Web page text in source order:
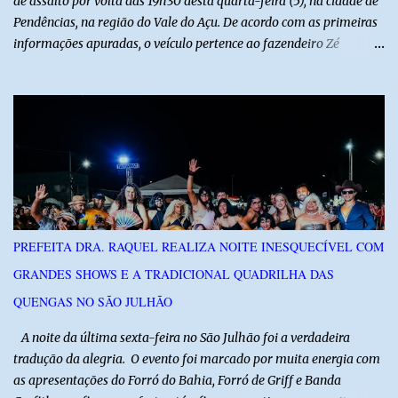
Pendências, na região do Vale do Açu. De acordo com as primeiras
informações apuradas, o veículo pertence ao fazendeiro Zé
testemunhas, os suspeitos utilizavam roupas semelhantes a
uniformes de empresa, o que pode ter ajudado a não despertar
suspeitas antes da abordagem. Após a ação criminosa, a dupla
fugiu levando a caminhonete em direção ainda desconhecida. A
na região na tentativa de localizar o veículo e identificar os
autores do assalto. Qualquer informação que possa ajudar na
localização da caminhonete ou na identificação dos suspeitos pode
PREFEITA DRA. RAQUEL REALIZA NOITE INESQUECÍVEL COM
GRANDES SHOWS E A TRADICIONAL QUADRILHA DAS
QUENGAS NO SÃO JULHÃO
​ A noite da última sexta-feira no São Julhão foi a verdadeira
tradução da alegria. O evento foi marcado por muita energia com
as apresentações do Forró do Bahia, Forró de Griff e Banda